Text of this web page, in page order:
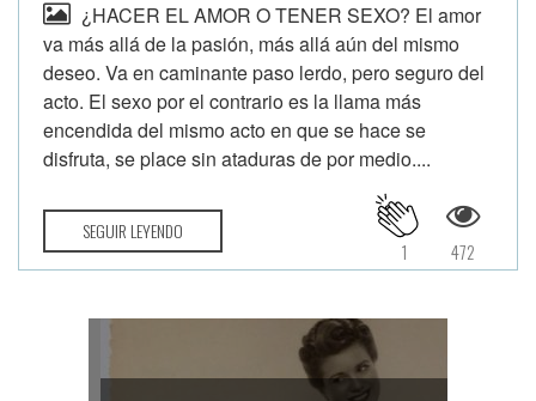
¿HACER EL AMOR O TENER SEXO? El amor
va más allá de la pasión, más allá aún del mismo
deseo. Va en caminante paso lerdo, pero seguro del
acto. El sexo por el contrario es la llama más
encendida del mismo acto en que se hace se
disfruta, se place sin ataduras de por medio....
SEGUIR LEYENDO
472
1